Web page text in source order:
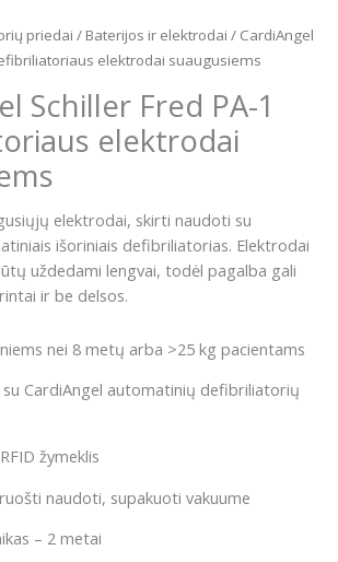
priedai / Baterijos ir elektrodai / CardiAngel
elektrodai suaugusiems
Schiller Fred PA-1
elektrodai
elektrodai, skirti naudoti su
išoriniais defibriliatorias. Elektrodai
uždedami lengvai, todėl pagalba gali
ir be delsos.
nei 8 metų arba >25 kg pacientams
su CardiAngel automatinių defibriliatorių
žymeklis
naudoti, supakuoti vakuume
– 2 metai